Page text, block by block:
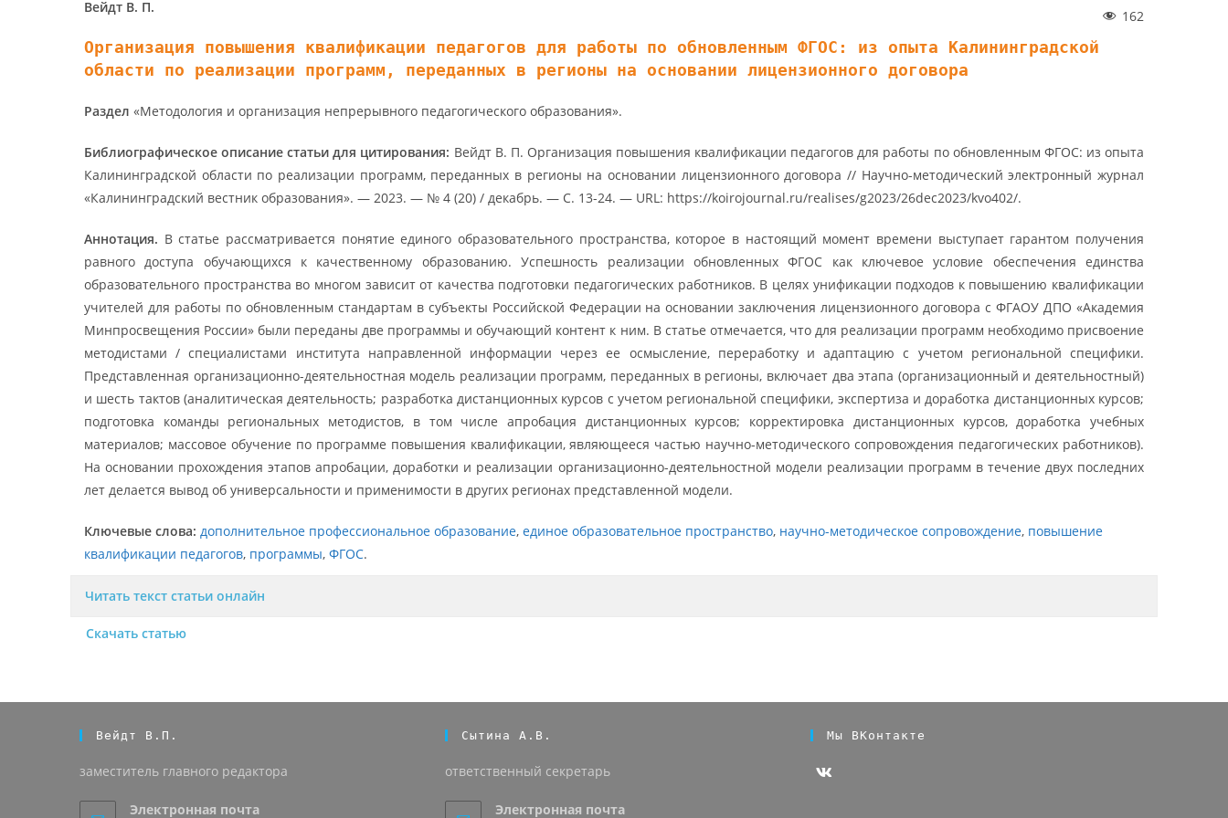
Вейдт В. П.
162
Организация повышения квалификации педагогов для работы по обновленным ФГОС: из опыта Калининградской
области по реализации программ, переданных в регионы на основании лицензионного договора
Раздел «Методология и организация непрерывного педагогического образования».
Библиографическое описание статьи для цитирования: Вейдт В. П. Организация повышения квалификации педагогов для работы по обновленным ФГОС: из опыта
Калининградской области по реализации программ, переданных в регионы на основании лицензионного договора // Научно-методический электронный журнал
«Калининградский вестник образования». — 2023. — № 4 (20) / декабрь. — С. 13-24. — URL: https://koirojournal.ru/realises/g2023/26dec2023/kvo402/.
Аннотация. В статье рассматривается понятие единого образовательного пространства, которое в настоящий момент времени выступает гарантом получения
равного доступа обучающихся к качественному образованию. Успешность реализации обновленных ФГОС как ключевое условие обеспечения единства
образовательного пространства во многом зависит от качества подготовки педагогических работников. В целях унификации подходов к повышению квалификации
учителей для работы по обновленным стандартам в субъекты Российской Федерации на основании заключения лицензионного договора с ФГАОУ ДПО «Академия
Минпросвещения России» были переданы две программы и обучающий контент к ним. В статье отмечается, что для реализации программ необходимо присвоение
методистами / специалистами института направленной информации через ее осмысление, переработку и адаптацию с учетом региональной специфики.
Представленная организационно-деятельностная модель реализации программ, переданных в регионы, включает два этапа (организационный и деятельностный)
и шесть тактов (аналитическая деятельность; разработка дистанционных курсов с учетом региональной специфики, экспертиза и доработка дистанционных курсов;
подготовка команды региональных методистов, в том числе апробация дистанционных курсов; корректировка дистанционных курсов, доработка учебных
материалов; массовое обучение по программе повышения квалификации, являющееся частью научно-методического сопровождения педагогических работников).
На основании прохождения этапов апробации, доработки и реализации организационно-деятельностной модели реализации программ в течение двух последних
лет делается вывод об универсальности и применимости в других регионах представленной модели.
Ключевые слова: дополнительное профессиональное образование, единое образовательное пространство, научно-методическое сопровождение, повышение
квалификации педагогов, программы, ФГОС.
Читать текст статьи онлайн
Скачать статью
Вейдт В.П.
заместитель главного редактора
Электронная почта
Сытина А.В.
ответственный секретарь
Электронная почта
Мы ВКонтакте